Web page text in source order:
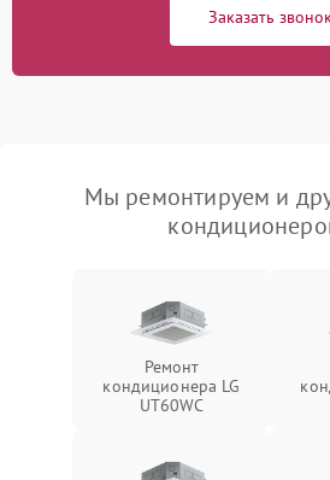
Заказать
Мы ремонтируем и
Ремонт
кондиционера LG
UT60WC